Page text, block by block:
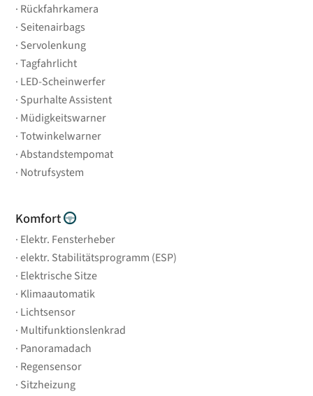
Rückfahrkamera
Seitenairbags
Servolenkung
Tagfahrlicht
LED-Scheinwerfer
Spurhalte Assistent
Müdigkeitswarner
Totwinkelwarner
Abstandstempomat
Notrufsystem
Komfort
Elektr. Fensterheber
elektr. Stabilitätsprogramm (ESP)
Elektrische Sitze
Klimaautomatik
Lichtsensor
Multifunktionslenkrad
Panoramadach
Regensensor
Sitzheizung